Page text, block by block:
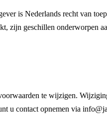
is Nederlands recht van
zijn geschillen onderworpen
te wijzigen.
u contact opnemen via